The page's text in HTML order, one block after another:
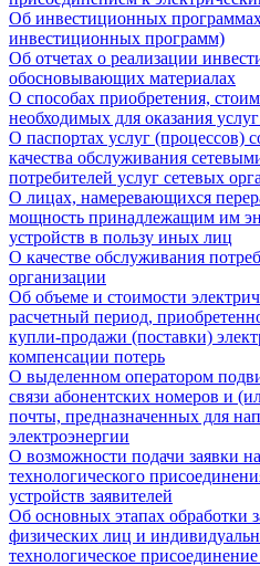
Об инвестиционных
инвестиционных программ)
Об отчетах о реализации
обосновывающих материалах
О способах приобретения,
необходимых для оказания
О паспортах услуг (процессов)
качества обслуживания
потребителей услуг сетевых
О лицах, намеревающихся
мощность принадлежащим им
устройств в пользу иных лиц
О качестве обслуживания
организации
Об объеме и стоимости
расчетный период,
купли-продажи (поставки)
компенсации потерь
О выделенном оператором
связи абонентских номеров и
почты, предназначенных для
электроэнергии
О возможности подачи заявки
технологического
устройств заявителей
Об основных этапах обработки
физических лиц и
технологическое